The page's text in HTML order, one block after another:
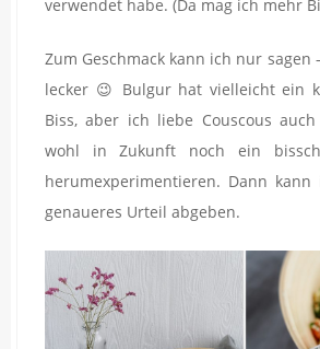
verwendet habe. (Da mag ich mehr
Zum Geschmack kann ich nur sagen
lecker 😉 Bulgur hat vielleicht ein
Biss, aber ich liebe Couscous
wohl in Zukunft noch ein
herumexperimentieren. Dann
genaueres Urteil abgeben.